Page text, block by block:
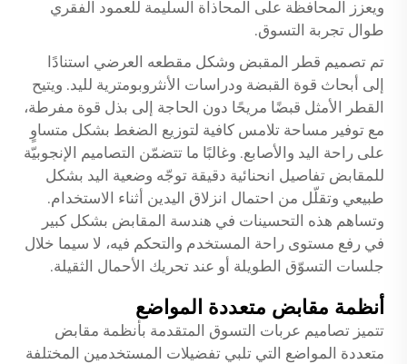
ويعزز المحافظة على المحاذاة السليمة للعمود الفقري
طوال تجربة التسوق.
تم تصميم قطر المقبض وشكل مقطعه العرضي استنادًا
إلى أبحاث قوة القبضة ودراسات الأنثروبومترية لليد. ويتيح
القطر الأمثل قبضًا مريحًا دون الحاجة إلى بذل قوة مفرطة،
مع توفير مساحة تلامس كافية لتوزيع الضغط بشكل متساوٍ
على راحة اليد والأصابع. وغالبًا ما تتضمّن التصاميم الإنجوبيّة
للمقابض تفاصيل انحنائية دقيقة توجّه وضعية اليد بشكل
طبيعي وتقلّل من احتمال انزلاق اليدين أثناء الاستخدام.
وتساهم هذه التحسينات في هندسة المقابض بشكل كبير
في رفع مستوى راحة المستخدم والتحكم فيه، لا سيما خلال
جلسات التسوّق الطويلة أو عند تحريك الأحمال الثقيلة.
أنظمة مقابض متعددة المواضع
تتميز تصاميم عربات التسوق المتقدمة بأنظمة مقابض
متعددة المواضع التي تلبي تفضيلات المستخدمين المختلفة